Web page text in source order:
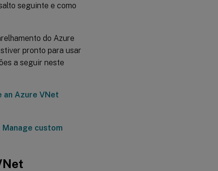
seguinte e como
do Azure
pronto para usar
a seguir neste
an Azure VNet
Manage custom